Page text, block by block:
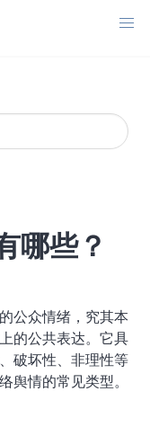
哪些？
公众情绪，究其本
的公共表达。它具
破坏性、非理性等
舆情的常见类型。